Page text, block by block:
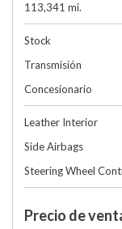
113,341 mi.
Stock
Transmisión
Concesionario
Leather Interior
Side Airbags
Steering Wheel
Precio de